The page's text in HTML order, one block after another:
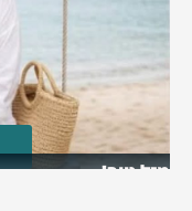
מזל טוב!